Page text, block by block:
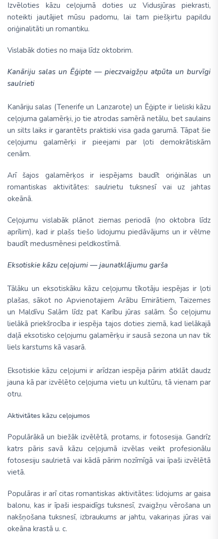
Izvēloties kāzu ceļojumā doties uz Vidusjūras piekrasti,
noteikti jautājiet mūsu padomu, lai tam piešķirtu papildu
oriģinalitāti un romantiku.
Vislabāk doties no maija līdz oktobrim.
Kanāriju salas un Ēģipte — pieczvaigžņu atpūta un burvīgi
saulrieti
Kanāriju salas (Tenerife un Lanzarote) un Ēģipte ir lieliski kāzu
ceļojuma galamērķi, jo tie atrodas samērā netālu, bet saulains
un silts laiks ir garantēts praktiski visa gada garumā. Tāpat šie
ceļojumu galamērķi ir pieejami par ļoti demokrātiskām
cenām.
Arī šajos galamērķos ir iespējams baudīt oriģinālas un
romantiskas aktivitātes: saulrietu tuksnesī vai uz jahtas
okeānā.
Ceļojumu vislabāk plānot ziemas periodā (no oktobra līdz
aprīlim), kad ir plašs tiešo lidojumu piedāvājums un ir vēlme
baudīt medusmēnesi peldkostīmā.
Eksotiskie kāzu ceļojumi — jaunatklājumu garša
Tālāku un eksotiskāku kāzu ceļojumu tīkotāju iespējas ir ļoti
plašas, sākot no Apvienotajiem Arābu Emirātiem, Taizemes
un Maldīvu Salām līdz pat Karību jūras salām. Šo ceļojumu
lielākā priekšrocība ir iespēja tajos doties ziemā, kad lielākajā
daļā eksotisko ceļojumu galamērķu ir sausā sezona un nav tik
liels karstums kā vasarā.
Eksotiskie kāzu ceļojumi ir arīdzan iespēja pārim atklāt daudz
jauna kā par izvēlēto ceļojuma vietu un kultūru, tā vienam par
otru.
Aktivitātes kāzu ceļojumos
Populārākā un biežāk izvēlētā, protams, ir fotosesija. Gandrīz
katrs pāris savā kāzu ceļojumā izvēlas veikt profesionālu
fotosesiju saulrietā vai kādā pārim nozīmīgā vai īpaši izvēlētā
vietā.
Populāras ir arī citas romantiskas aktivitātes: lidojums ar gaisa
balonu, kas ir īpaši iespaidīgs tuksnesī, zvaigžņu vērošana un
nakšņošana tuksnesī, izbraukums ar jahtu, vakariņas jūras vai
okeāna krastā u. c.